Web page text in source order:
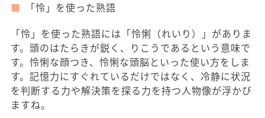
「怜」を使った熟語
「怜」を使った熟語には「怜悧（れいり）」がありま
す。頭のはたらきが鋭く、りこうであるという意味で
す。怜悧な顔つき、怜悧な頭脳といった使い方をしま
す。記憶力にすぐれているだけではなく、冷静に状況
を判断する力や解決策を探る力を持つ人物像が浮かび
ますね。